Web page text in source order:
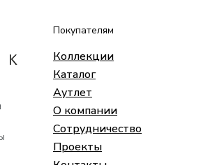
Покупателям
Коллекции
Каталог
Аутлет
О компании
Сотрудничество
Проекты